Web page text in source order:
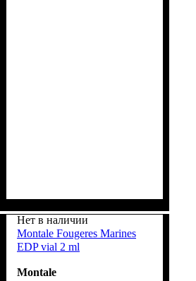
Нет в наличии
Montale Fougeres Marines
EDP vial 2 ml
Montale